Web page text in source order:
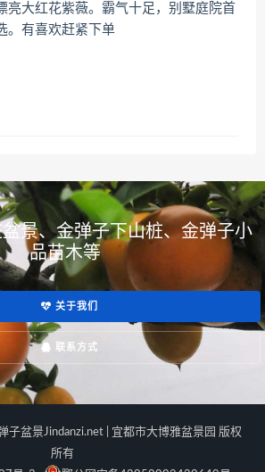
亮大红花紫薇。霸气十足，别墅庭院首
。有喜欢赶紧下单
景、金弹子下山桩、金弹子小
品苗木等
关于我们
联系方式
盆景Jindanzi.net | 宜都市大博雅盆景园 版权
所有